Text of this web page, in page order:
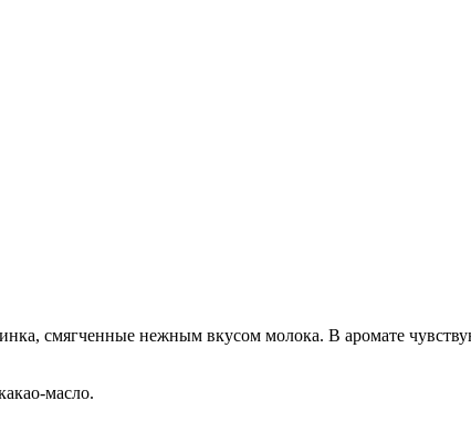
смягченные нежным вкусом молока. В аромате
масло.